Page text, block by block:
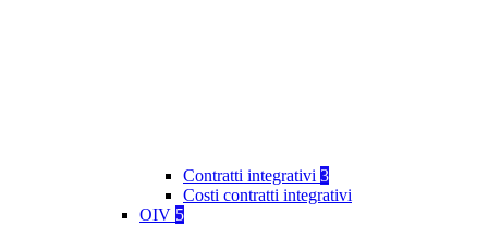
Contratti integrativi 3
Costi contratti integrativi
OIV 5